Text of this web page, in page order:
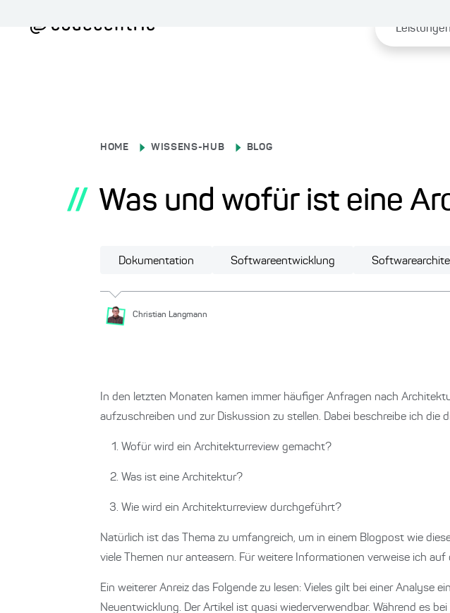
Leistungen
HOME WISSENS-HUB BLOG
// Was und wofür ist eine
Dokumentation Softwareentwicklung
Christian Langmann
In den letzten Monaten kamen immer häufiger Anfragen nach
aufzuschreiben und zur Diskussion zu stellen. Dabei beschreibe ich die
Wofür wird ein Architekturreview gemacht?
Was ist eine Architektur?
Wie wird ein Architekturreview durchgeführt?
Natürlich ist das Thema zu umfangreich, um in einem Blogpost wie
viele Themen nur anteasern. Für weitere Informationen verweise ich
Ein weiterer Anreiz das Folgende zu lesen: Vieles gilt bei einer Analyse
Neuentwicklung. Der Artikel ist quasi wiederverwendbar. Während es